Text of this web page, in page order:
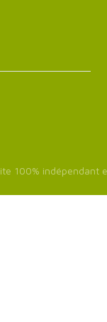
100% indépendant